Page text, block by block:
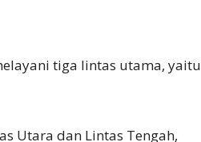
tiga lintas utama, yaitu
Utara dan Lintas Tengah,